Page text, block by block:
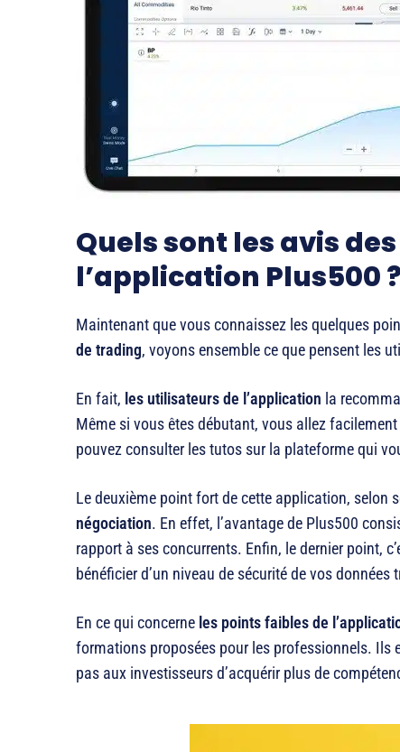
Quels sont les avis
l’application Plus500 ?
Maintenant que vous connaissez les quelques
de trading, voyons ensemble ce que pensent les
En fait, les utilisateurs de l’application la
Même si vous êtes débutant, vous allez
pouvez consulter les tutos sur la plateforme qui
Le deuxième point fort de cette application, selon
négociation. En effet, l’avantage de Plus500
rapport à ses concurrents. Enfin, le dernier point,
bénéficier d’un niveau de sécurité de vos données
En ce qui concerne les points faibles de
formations proposées pour les professionnels. Ils
pas aux investisseurs d’acquérir plus de